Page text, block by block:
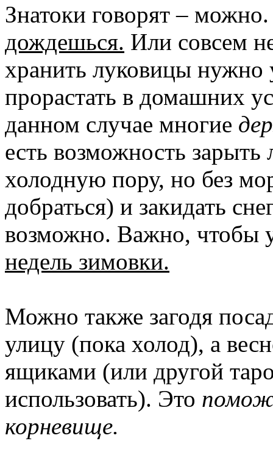
Знатоки говорят –
дождешься. Или совсем
хранить луковицы нужно
прорастать в домашних
данном случае многие
есть возможность
холодную пору, но без
добраться) и закидать
возможно. Важно, чтобы
недель зимовки.
Можно также загодя
улицу (пока холод), а
ящиками (или другой
использовать). Это
корневище.